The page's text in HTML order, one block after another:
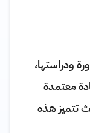
ودراستها،
معتمدة
تتميز هذه